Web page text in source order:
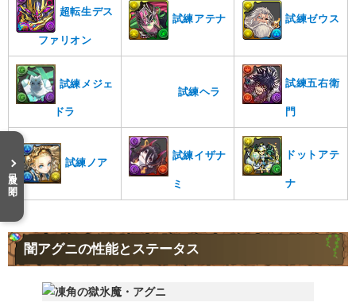
超転生デス
ファリオン
試練アテナ 試練ゼウス
試練メジェ
ドラ
試練ヘラ
試練五右衛
門
試練ノア
試練イザナ
ミ
ドットアテ
ナ
闇アグニの性能とステータス
目次を開く